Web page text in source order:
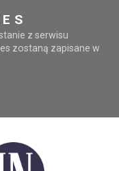
z serwisu
zostaną zapisane w